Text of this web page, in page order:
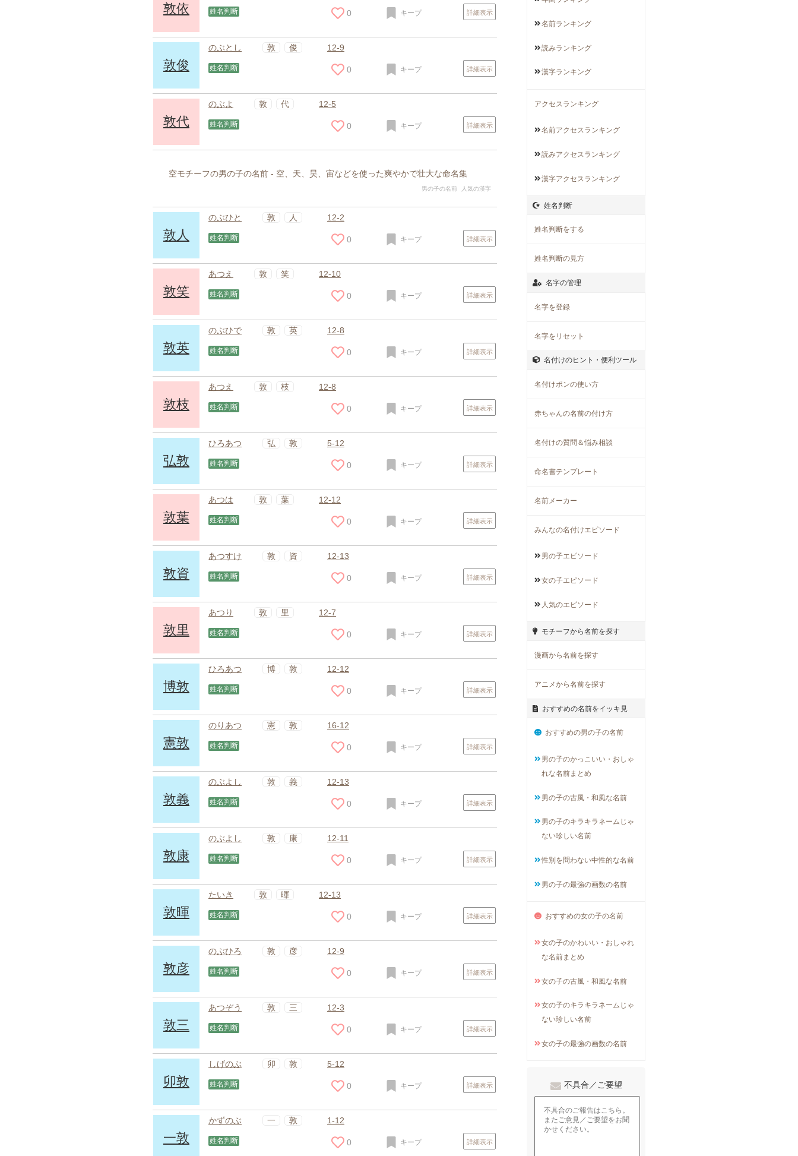
敦依 姓名判断 0 キープ 詳細表示
敦俊
のぶとし 敦 俊 12-9
姓名判断 0 キープ 詳細表示
敦代
のぶよ 敦 代 12-5
姓名判断 0 キープ 詳細表示
空モチーフの男の子の名前 - 空、天、昊、宙などを使った爽やかで壮大な命名集
男の子の名前 人気の漢字
敦人
のぶひと 敦 人 12-2
姓名判断 0 キープ 詳細表示
敦笑
あつえ 敦 笑 12-10
姓名判断 0 キープ 詳細表示
敦英
のぶひで 敦 英 12-8
姓名判断 0 キープ 詳細表示
敦枝
あつえ 敦 枝 12-8
姓名判断 0 キープ 詳細表示
弘敦
ひろあつ 弘 敦 5-12
姓名判断 0 キープ 詳細表示
敦葉
あつは 敦 葉 12-12
姓名判断 0 キープ 詳細表示
敦資
あつすけ 敦 資 12-13
姓名判断 0 キープ 詳細表示
敦里
あつり 敦 里 12-7
姓名判断 0 キープ 詳細表示
博敦
ひろあつ 博 敦 12-12
姓名判断 0 キープ 詳細表示
憲敦
のりあつ 憲 敦 16-12
姓名判断 0 キープ 詳細表示
敦義
のぶよし 敦 義 12-13
姓名判断 0 キープ 詳細表示
敦康
のぶよし 敦 康 12-11
姓名判断 0 キープ 詳細表示
敦暉
たいき 敦 暉 12-13
姓名判断 0 キープ 詳細表示
敦彦
のぶひろ 敦 彦 12-9
姓名判断 0 キープ 詳細表示
敦三
あつぞう 敦 三 12-3
姓名判断 0 キープ 詳細表示
卯敦
しげのぶ 卯 敦 5-12
姓名判断 0 キープ 詳細表示
一敦
かずのぶ 一 敦 1-12
姓名判断 0 キープ 詳細表示
名前ランキング
読みランキング
漢字ランキング
アクセスランキング
名前アクセスランキング
読みアクセスランキング
漢字アクセス ランキング
姓名判断
姓名判断をする
姓名判断の見方
名字の管理
名字を登録
名字をリセット
名付けのヒント・便利ツール
名付けポンの使い方
赤ちゃんの名前の付け方
名付けの質問＆悩み相談
命名書テンプレート
名前メーカー
みんなの名付けエピソード
男の子エピソード
女の子エピソード
人気のエピソード
モチーフから名前を探す
漫画から名前を探す
アニメから名前を探す
おすすめの名前をイッキ見
おすすめの男の子の名前
男の子のかっこいい・おしゃ
れな名前まとめ
男の子の古風・和風な名前
男の子のキラキラネームじゃ
ない珍しい名前
性別を問わない中性的な名前
男の子の最強の画数の名前
おすすめの女の子の名前
女の子のかわいい・おしゃれ
な名前まとめ
女の子の古風・和風な名前
女の子のキラキラネームじゃ
ない珍しい名前
女の子の最強の画数の名前
不具合／ご要望